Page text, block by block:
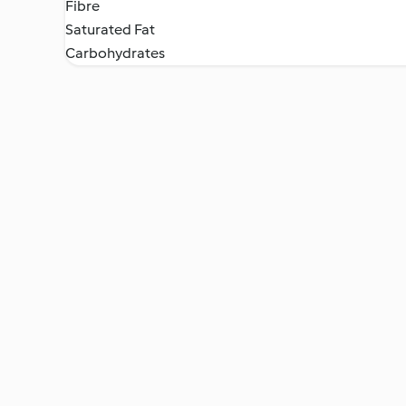
Fibre
Saturated Fat
Carbohydrates